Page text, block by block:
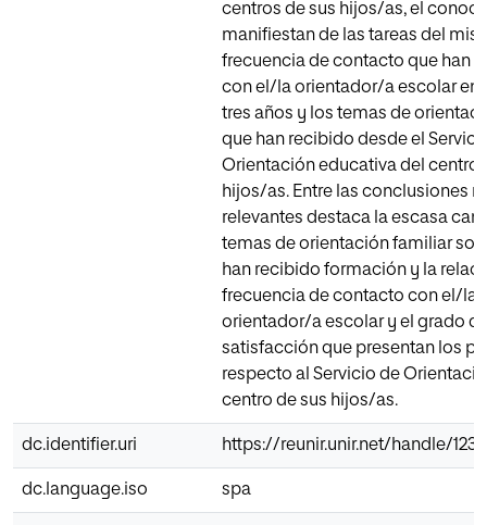
centros de sus hijos/as, el
manifiestan de las tareas del
frecuencia de contacto que han
con el/la orientador/a escolar en
tres años y los temas de
que han recibido desde el
Orientación educativa del centro
hijos/as. Entre las conclusiones
relevantes destaca la escasa
temas de orientación familiar
han recibido formación y la
frecuencia de contacto con el/la
orientador/a escolar y el grado
satisfacción que presentan los
respecto al Servicio de
centro de sus hijos/as.
dc.identifier.uri https://reunir.unir.net/handle/
dc.language.iso spa